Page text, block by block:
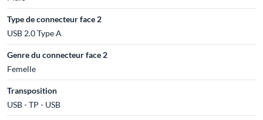
Type de connecteur face 2
USB 2.0 Type A
Genre du connecteur face 2
Femelle
Transposition
USB - TP - USB